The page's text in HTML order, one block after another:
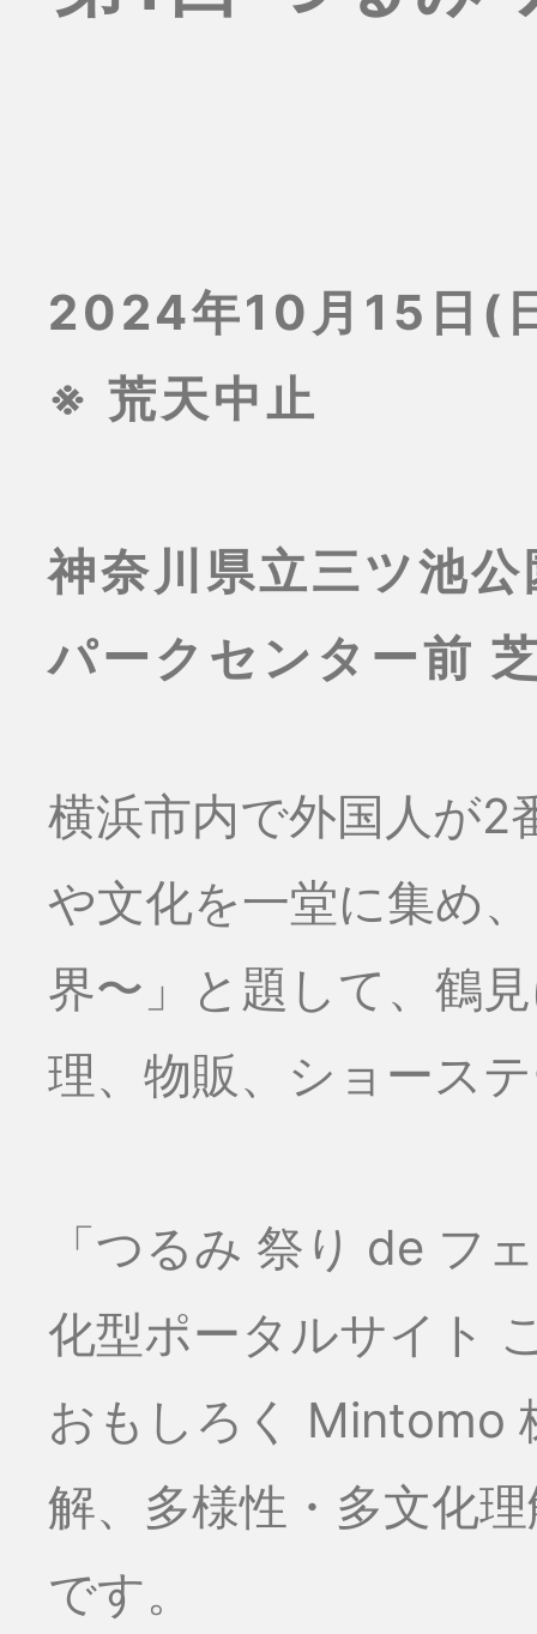
2024年10月15日
※ 荒天中止
神奈川県立三ツ池公
パークセンター前
横浜市内で外国人が2
や文化を一堂に集め
界〜」と題して、鶴
理、物販、ショース
「つるみ 祭り de フ
化型ポータルサイト
おもしろく Mintomo
解、多様性・多文化
です。